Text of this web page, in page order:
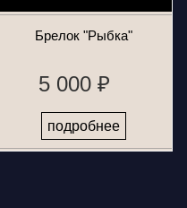
Брелок "Рыбка"
5 000 ₽
подробнее